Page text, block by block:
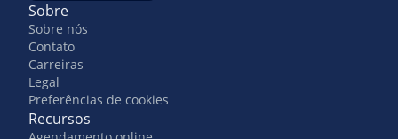
Sobre
Sobre nós
Contato
Carreiras
Legal
Preferências de cookies
Recursos